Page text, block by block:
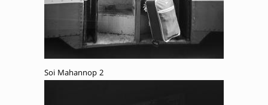
Soi Mahannop 2